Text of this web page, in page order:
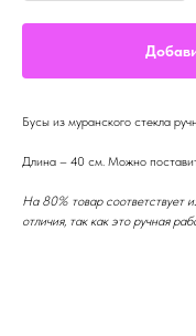
Бусы из муранского стекла
Длина – 40 см. Можно
На 80% товар соответствует
отличия, так как это ручная